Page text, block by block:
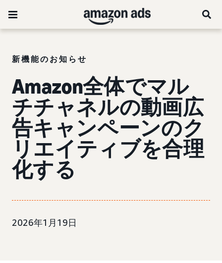
新機能のお知らせ
Amazon全体でマル
チチャネルの動画広
告キャンペーンのク
リエイティブを合理
化する
2026年1月19日